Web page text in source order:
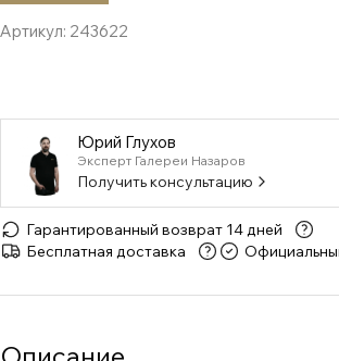
Артикул: 243622
Юрий Глухов
Эксперт Галереи Назаров
Получить консультацию
Гарантированный возврат 14 дней
Бесплатная доставка